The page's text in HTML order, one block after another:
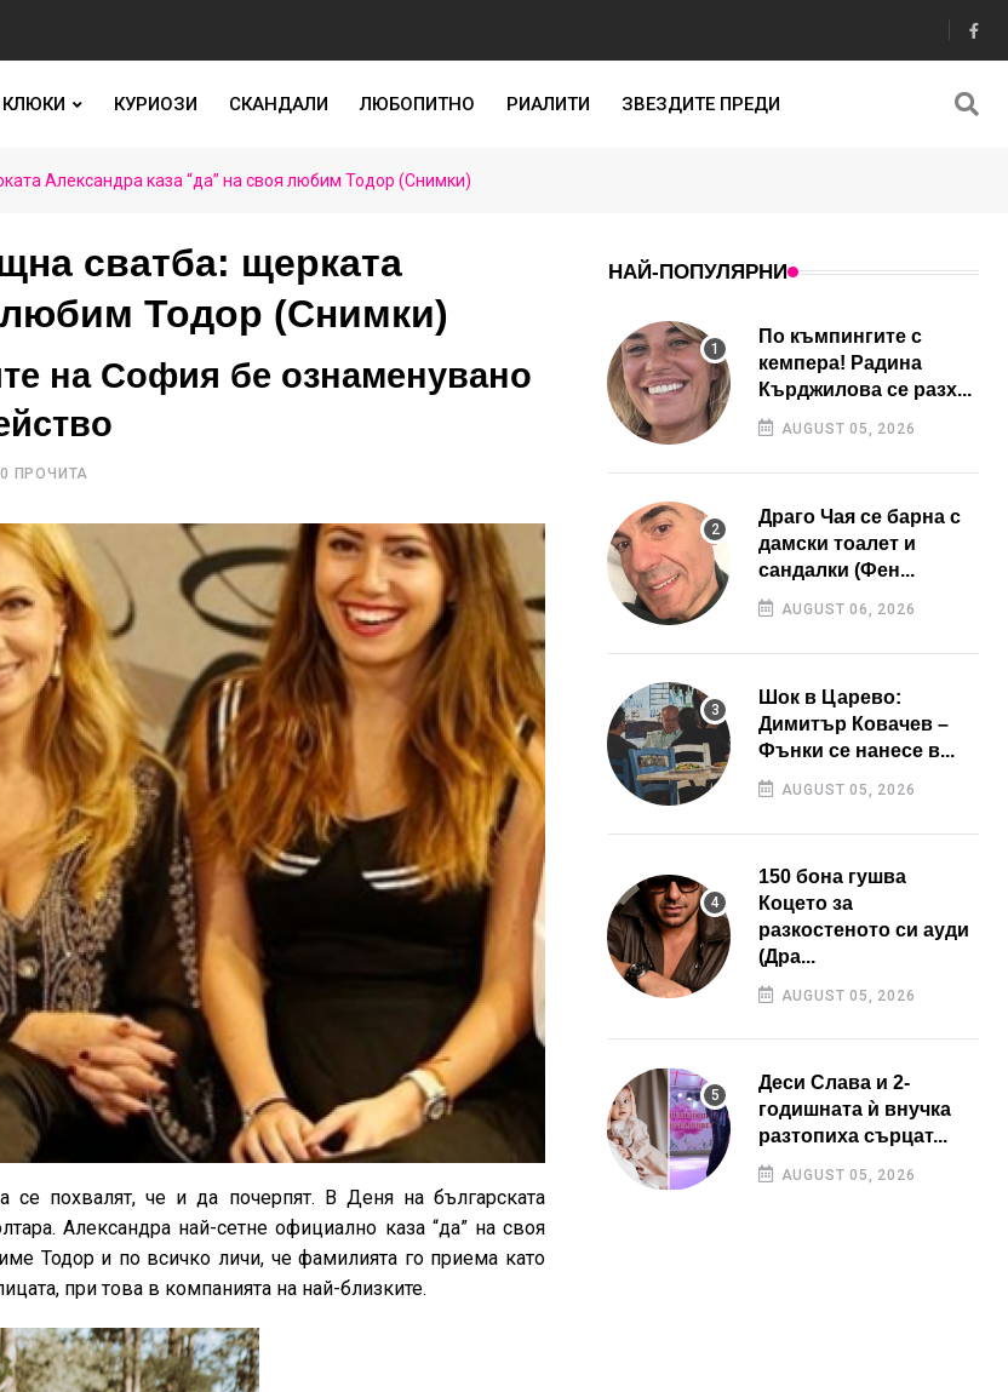
КЛЮКИ КУРИОЗИ СКАНДАЛИ ЛЮБОПИТНО РИАЛИТИ ЗВЕЗДИТЕ ПРЕДИ
Александра каза “да” на своя любим Тодор (Снимки)
сватба: щерката
любим Тодор (Снимки)
на София бе ознаменувано
ПРОЧИТА
похвалят, че и да почерпят. В Деня на българската
Александра най-сетне официално каза “да” на своя
Тодор и по всичко личи, че фамилията го приема като
при това в компанията на най-близките.
НАЙ-ПОПУЛЯРНИ
По къмпингите с
кемпера! Радина
Кърджилова се разх...
AUGUST 05, 2026
Драго Чая се барна с
дамски тоалет и
сандалки (Фен...
AUGUST 06, 2026
Шок в Царево:
Димитър Ковачев –
Фънки се нанесе в...
AUGUST 05, 2026
150 бона гушва
Коцето за
разкостеното си ауди
(Дра...
AUGUST 05, 2026
Деси Слава и 2-
годишната ѝ внучка
разтопиха сърцат...
AUGUST 05, 2026